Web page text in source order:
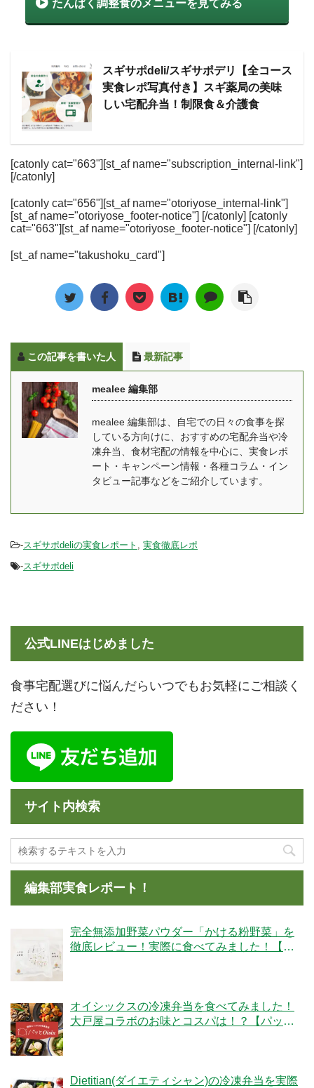
たんぱく調整食のメニューを見てみる
スギサポdeli/スギサポデリ【全コース
実食レポ写真付き】スギ薬局の美味
しい宅配弁当！制限食＆介護食
[catonly cat="663"][st_af name="subscription_internal-link"]
[/catonly]
[catonly cat="656"][st_af name="otoriyose_internal-link"]
[st_af name="otoriyose_footer-notice"] [/catonly] [catonly
cat="663"][st_af name="otoriyose_footer-notice"] [/catonly]
[st_af name="takushoku_card"]
この記事を書いた人 最新記事
mealee 編集部
mealee 編集部は、自宅での日々の食事を探
している方向けに、おすすめの宅配弁当や冷
凍弁当、食材宅配の情報を中心に、実食レポ
ート・キャンペーン情報・各種コラム・イン
タビュー記事などをご紹介しています。
-スギサポdeliの実食レポート , 実食徹底レポ
-スギサポdeli
公式LINEはじめました
食事宅配選びに悩んだらいつでもお気軽にご相談く
ださい！
サイト内検索
編集部実食レポート！
完全無添加野菜パウダー「かける粉野菜」を
徹底レビュー！実際に食べてみました！【ベ
オイシックスの冷凍弁当を食べてみました！
大戸屋コラボのお味とコスパは！？【パッと
Dietitian(ダイエティシャン)の冷凍弁当を実際